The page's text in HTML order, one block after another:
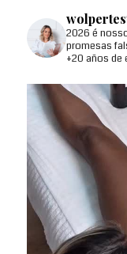
2026 é
promesas
+20 años de